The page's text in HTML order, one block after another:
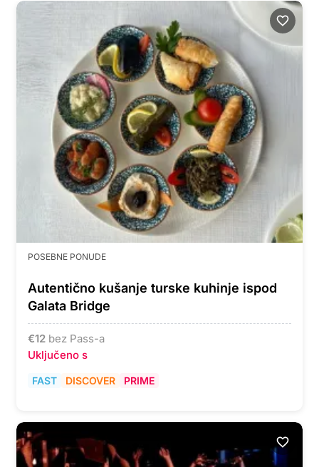
POSEBNE PONUDE
Autentično kušanje turske kuhinje ispod
Galata Bridge
€12 bez Pass-a
Uključeno s
FAST DISCOVER PRIME